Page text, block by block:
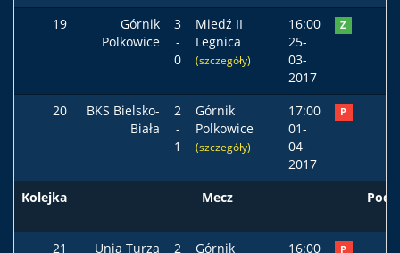
19
Górnik
Polkowice
3
-
0
Miedź II
Legnica
(szczegóły)
16:00
25-
03-
2017
Z
20
BKS Bielsko-
Biała
2
-
1
Górnik
Polkowice
(szczegóły)
17:00
01-
04-
2017
P
Kolejka Mecz
21
Unia Turza
2
Górnik
16:00
P